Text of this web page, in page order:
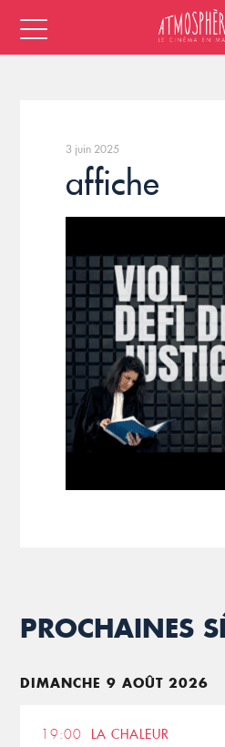
3 juin 2025
affiche
PROCHAINES
DIMANCHE 9 AOÛT 2026
19:00 LA CHALEUR